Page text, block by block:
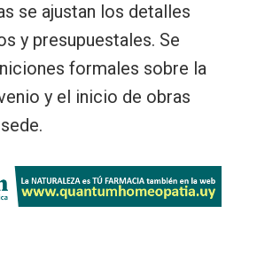
se ajustan los detalles
y presupuestales. Se
formales sobre la
y el inicio de obras